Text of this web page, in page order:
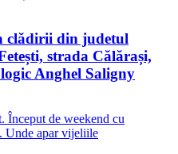
clădirii din judetul
strada Călărași,
Anghel Saligny